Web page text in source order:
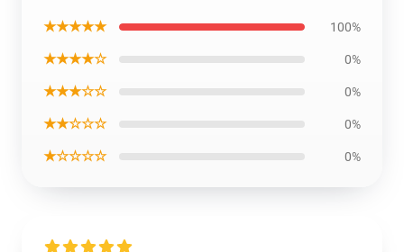
★★★★★ 100%
★★★★☆ 0%
★★★☆☆ 0%
★★☆☆☆ 0%
★☆☆☆☆ 0%